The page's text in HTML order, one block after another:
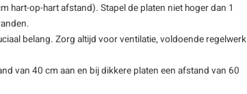
hart-op-hart afstand). Stapel de platen niet hoger dan 1
belang. Zorg altijd voor ventilatie, voldoende regelwerk
van 40 cm aan en bij dikkere platen een afstand van 60